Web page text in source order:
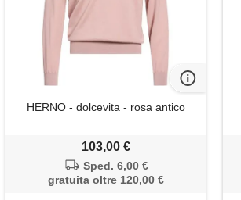
HERNO - dolcevita - rosa antico
103,00 €
Sped. 6,00 €
gratuita oltre 120,00 €